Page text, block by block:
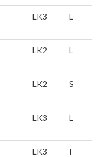
LK3 L
LK2 L
LK2 S
LK3 L
LK3 I